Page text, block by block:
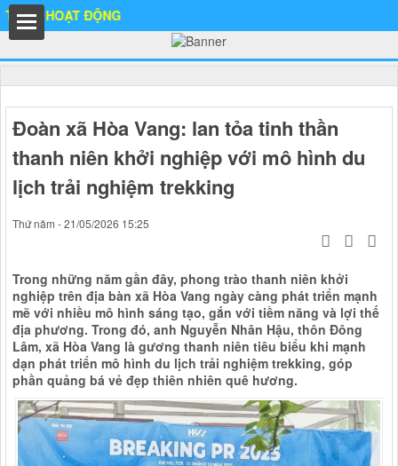
ĐỘNG
Đoàn xã Hòa Vang: lan tỏa tinh thần
thanh niên khởi nghiệp với mô hình du
lịch trải nghiệm trekking
Thứ năm - 21/05/2026 15:25
Trong những năm gần đây, phong trào thanh niên khởi
nghiệp trên địa bàn xã Hòa Vang ngày càng phát triển mạnh
mẽ với nhiều mô hình sáng tạo, gắn với tiềm năng và lợi thế
địa phương. Trong đó, anh Nguyễn Nhân Hậu, thôn Đông
Lâm, xã Hòa Vang là gương thanh niên tiêu biểu khi mạnh
dạn phát triển mô hình du lịch trải nghiệm trekking, góp
phần quảng bá vẻ đẹp thiên nhiên quê hương.